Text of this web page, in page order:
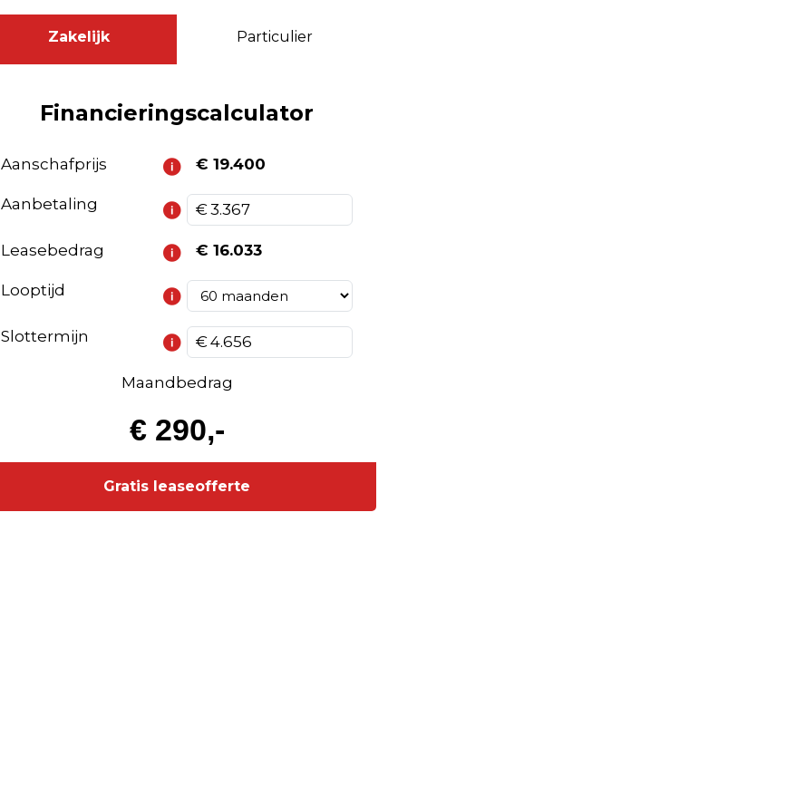
Zakelijk Particulier
Financieringscalculator
Aanschafprijs € 19.400
Aanbetaling
Leasebedrag € 16.033
Looptijd
Slottermijn
Maandbedrag
€ 290,-
Gratis leaseofferte